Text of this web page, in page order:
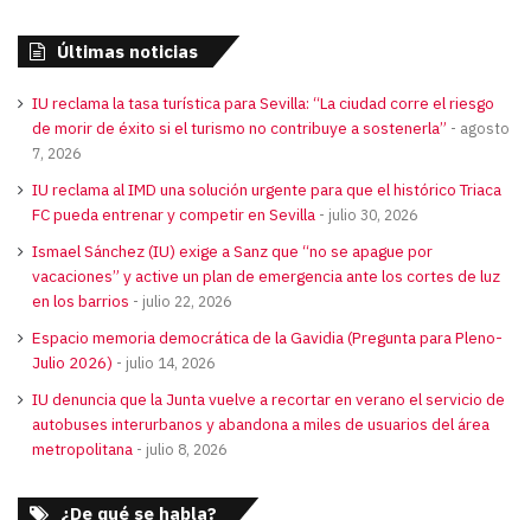
Últimas noticias
IU reclama la tasa turística para Sevilla: “La ciudad corre el riesgo
de morir de éxito si el turismo no contribuye a sostenerla”
agosto
7, 2026
IU reclama al IMD una solución urgente para que el histórico Triaca
FC pueda entrenar y competir en Sevilla
julio 30, 2026
Ismael Sánchez (IU) exige a Sanz que “no se apague por
vacaciones” y active un plan de emergencia ante los cortes de luz
en los barrios
julio 22, 2026
Espacio memoria democrática de la Gavidia (Pregunta para Pleno-
Julio 2026)
julio 14, 2026
IU denuncia que la Junta vuelve a recortar en verano el servicio de
autobuses interurbanos y abandona a miles de usuarios del área
metropolitana
julio 8, 2026
¿De qué se habla?